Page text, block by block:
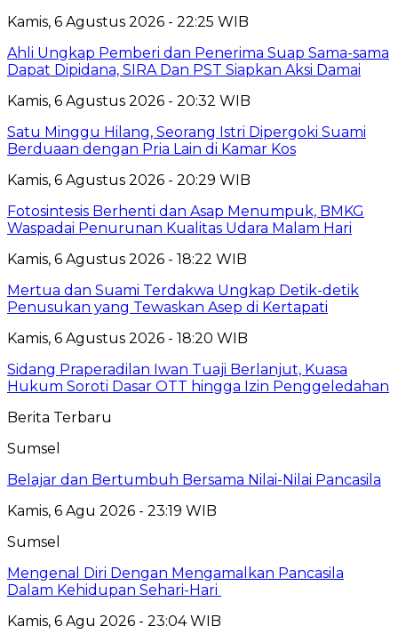
Kamis, 6 Agustus 2026 - 22:25 WIB
Ahli Ungkap Pemberi dan Penerima Suap Sama-sama
Dapat Dipidana, SIRA Dan PST Siapkan Aksi Damai
Kamis, 6 Agustus 2026 - 20:32 WIB
Satu Minggu Hilang, Seorang Istri Dipergoki Suami
Berduaan dengan Pria Lain di Kamar Kos
Kamis, 6 Agustus 2026 - 20:29 WIB
Fotosintesis Berhenti dan Asap Menumpuk, BMKG
Waspadai Penurunan Kualitas Udara Malam Hari
Kamis, 6 Agustus 2026 - 18:22 WIB
Mertua dan Suami Terdakwa Ungkap Detik-detik
Penusukan yang Tewaskan Asep di Kertapati
Kamis, 6 Agustus 2026 - 18:20 WIB
Sidang Praperadilan Iwan Tuaji Berlanjut, Kuasa
Hukum Soroti Dasar OTT hingga Izin Penggeledahan
Berita Terbaru
Sumsel
Belajar dan Bertumbuh Bersama Nilai-Nilai Pancasila
Kamis, 6 Agu 2026 - 23:19 WIB
Sumsel
Mengenal Diri Dengan Mengamalkan Pancasila
Dalam Kehidupan Sehari-Hari
Kamis, 6 Agu 2026 - 23:04 WIB